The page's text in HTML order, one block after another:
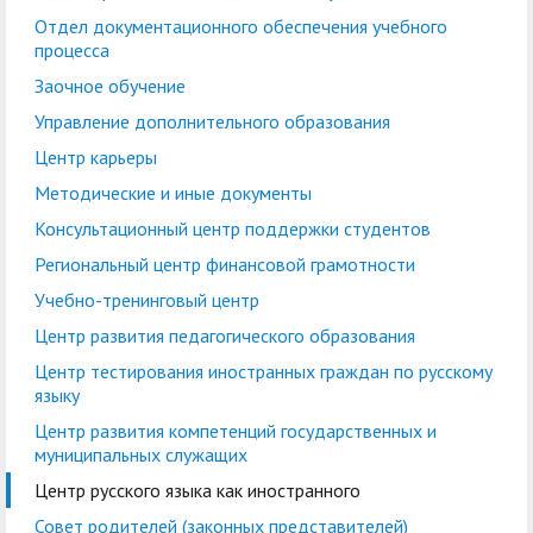
Управление по
правовой и кадровой
работе
Управление
финансового контроля
Планово-финансовое
управление
комплексной
безопасности
Координационный
центр
Антитеррористическая
Противодействие
коррупции
Центр цифрового
развития
информационной
политике и связям с
Отдел практической
подготовки студентов
Отдел
процесса
Заочное обучение
образования
Центр карьеры
документы
Консультационный
центр поддержки
студентов
Региональный центр
финансовой
Учебно-тренинговый
Центр развития
воспитательной работе
Центр
добровольчества
«Абилимпикс»
Экскурсионно-
Ассоциация
выпускников
Информационные
материалы
кадров
Лаборатории, НШ,
кафедра
Научные мероприятия в
ГАГУ
гостеприимства
Национальный проект
«Наука и
университеты»
Военно-патриотический
клуб "БАРС"
Отдел документационного обеспечения учебного
процесса
Заочное обучение
Управление дополнительного образования
Центр карьеры
Методические и иные документы
Консультационный центр поддержки студентов
Региональный центр финансовой грамотности
Учебно-тренинговый центр
Центр развития педагогического образования
Центр тестирования иностранных граждан по русскому
языку
Центр развития компетенций государственных и
муниципальных служащих
Центр русского языка как иностранного
Совет родителей (законных представителей)